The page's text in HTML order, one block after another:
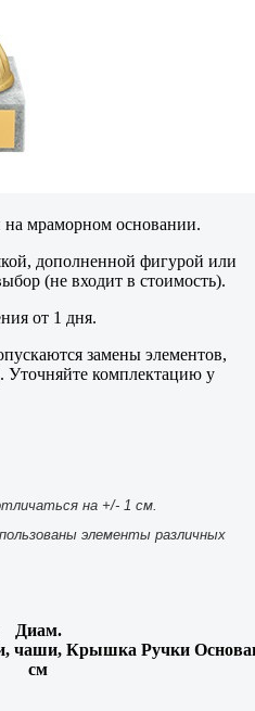
на мраморном основании.
дополненной фигурой или
(не входит в стоимость).
от 1 дня.
замены элементов,
комплектацию у
на +/- 1 см.
элементы различных
Диам.
чаши,
см
Крышка Ручки